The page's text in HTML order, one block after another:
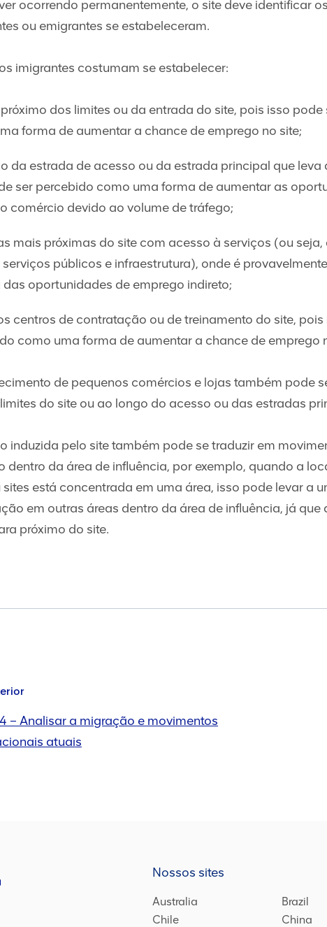
ocorrendo permanentemente, o site deve identificar
ou emigrantes se estabeleceram.
imigrantes costumam se estabelecer:
dos limites ou da entrada do site, pois isso pode
forma de aumentar a chance de emprego no site;
da estrada de acesso ou da estrada principal que leva
ser percebido como uma forma de aumentar as
comércio devido ao volume de tráfego;
mais próximas do site com acesso à serviços (ou
serviços públicos e infraestrutura), onde é
oportunidades de emprego indireto;
centros de contratação ou de treinamento do site,
como uma forma de aumentar a chance de emprego
de pequenos comércios e lojas também pode
do site ou ao longo do acesso ou das estradas
induzida pelo site também pode se traduzir em
dentro da área de influência, por exemplo, quando a
sites está concentrada em uma área, isso pode levar a
em outras áreas dentro da área de influência, já que
próximo do site.
– Analisar a migração e movimentos
atuais
Nossos sites
Australia
Brazil
Chile
China